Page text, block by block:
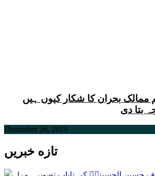
ممالک بحران کا شکار کیوں ہیں
بتا دی
December 26, 2019
تازه خبریں